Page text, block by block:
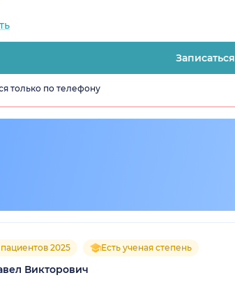
только по телефону
2025 Есть ученая степень
Викторович